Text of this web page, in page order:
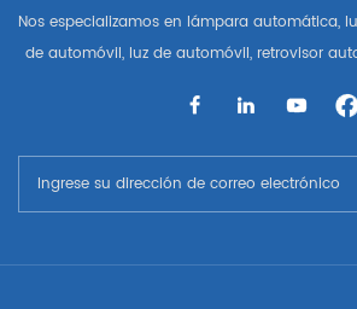
Nos especializamos en lámpara automática,
de automóvil, luz de automóvil, retrovisor
automático, parte del cuerpo automática,
Benz, BMW